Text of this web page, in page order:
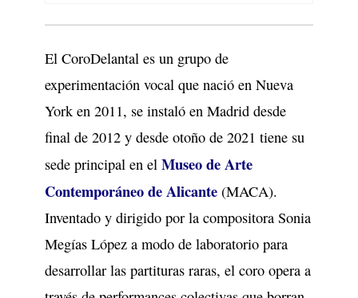
El CoroDelantal es un grupo de
experimentación vocal que nació en Nueva
York en 2011, se instaló en Madrid desde
final de 2012 y desde otoño de 2021 tiene su
sede principal en el Museo de Arte
Contemporáneo de Alicante (MACA).
Inventado y dirigido por la compositora Sonia
Megías López a modo de laboratorio para
desarrollar las partituras raras, el coro opera a